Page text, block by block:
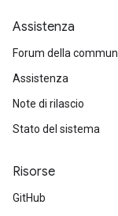
Assistenza
Forum della
Assistenza
Note di rilascio
Stato del sistema
Risorse
GitHub